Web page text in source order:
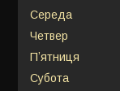
Середа
Четвер
Пʼятниця
Субота